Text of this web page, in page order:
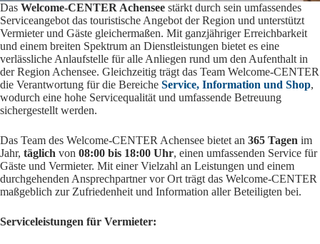
Das Welcome-CENTER Achensee stärkt durch sein umfassendes
Serviceangebot das touristische Angebot der Region und unterstützt
Vermieter und Gäste gleichermaßen. Mit ganzjähriger Erreichbarkeit
und einem breiten Spektrum an Dienstleistungen bietet es eine
verlässliche Anlaufstelle für alle Anliegen rund um den Aufenthalt in
der Region Achensee. Gleichzeitig trägt das Team Welcome-CENTER
die Verantwortung für die Bereiche Service, Information und Shop,
wodurch eine hohe Servicequalität und umfassende Betreuung
sichergestellt werden.
Das Team des Welcome-CENTER Achensee bietet an 365 Tagen im
Jahr, täglich von 08:00 bis 18:00 Uhr, einen umfassenden Service für
Gäste und Vermieter. Mit einer Vielzahl an Leistungen und einem
durchgehenden Ansprechpartner vor Ort trägt das Welcome-CENTER
maßgeblich zur Zufriedenheit und Information aller Beteiligten bei.
Serviceleistungen für Vermieter: